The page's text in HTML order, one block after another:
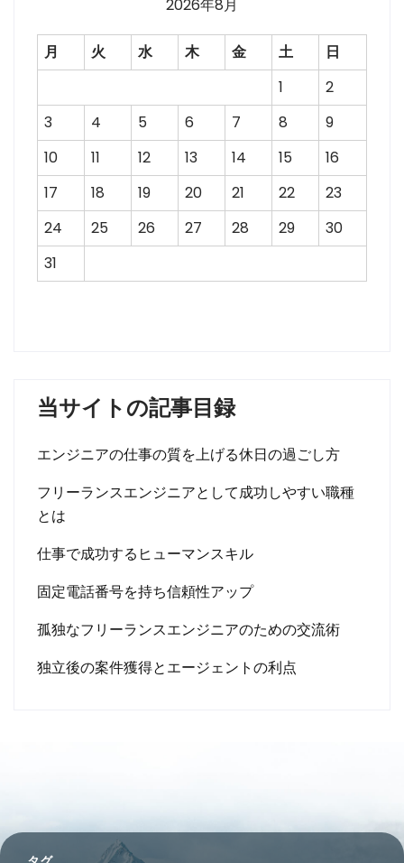
2026年8月
月 火 水 木 金 土
日
1
2
3
4 5 6 7 8
9
10
11 12 13 14 15
16
17
18 19 20 21 22
23
24
25 26 27 28 29
30
31
当サイトの記事目録
エンジニアの仕事の質を上げる休日の過ごし方
フリーランスエンジニアとして成功しやすい職種
とは
仕事で成功するヒューマンスキル
固定電話番号を持ち信頼性アップ
孤独なフリーランスエンジニアのための交流術
独立後の案件獲得とエージェントの利点